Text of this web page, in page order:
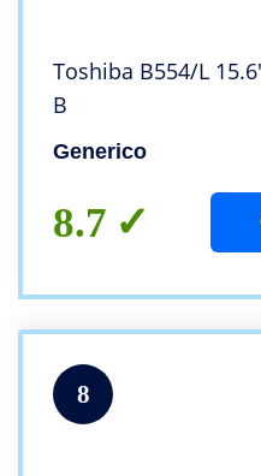
Toshiba B554/L
B
Generico
8.7
8